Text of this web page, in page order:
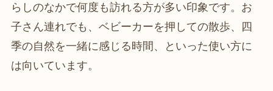
らしのなかで何度も訪れる方が多い印象です。お
子さん連れでも、ベビーカーを押しての散歩、四
季の自然を一緒に感じる時間、といった使い方に
は向いています。